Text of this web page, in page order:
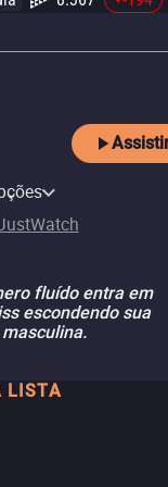
fluído entra em
escondendo sua
LISTA